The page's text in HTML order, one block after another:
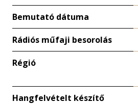
Bemutató dátuma
Rádiós műfaji besorolás
Régió
Hangfelvételt készítő